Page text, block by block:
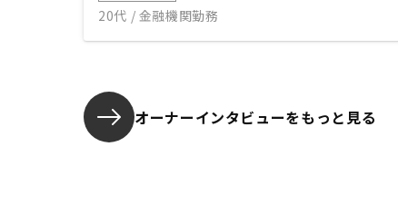
20代 / 金融機関勤務
オーナーインタビューをもっと見る